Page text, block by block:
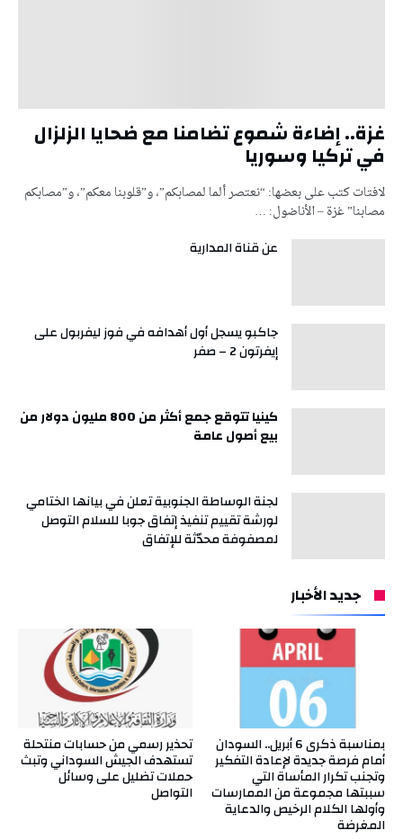
غزة.. إضاءة شموع تضامنا مع ضحايا الزلزال
في تركيا وسوريا
لافتات كتب على بعضها: “نعتصر ألما لمصابكم”، و”قلوبنا معكم”، و”مصابكم
مصابنا” غزة – الأناضول: …
عن قناة المدارية
جاكبو يسجل أول أهدافه في فوز ليفربول على
إيفرتون 2 – صفر
كينيا تتوقع جمع أكثر من 800 مليون دولار من
بيع أصول عامة
لجنة الوساطة الجنوبية تعلن في بيانها الختامي
لورشة تقييم تنفيذ إتفاق جوبا للسلام التوصل
لمصفوفة محدّثة للإتفاق
جديد الأخبار
تحذير رسمي من حسابات منتحلة
تستهدف الجيش السوداني وتبث
حملات تضليل على وسائل
التواصل
بمناسبة ذكرى 6 أبريل.. السودان
أمام فرصة جديدة لإعادة التفكير
وتجنب تكرار المأساة التي
سببتها مجموعة من الممارسات
وأولها الكلام الرخيص والدعاية
المغرضة